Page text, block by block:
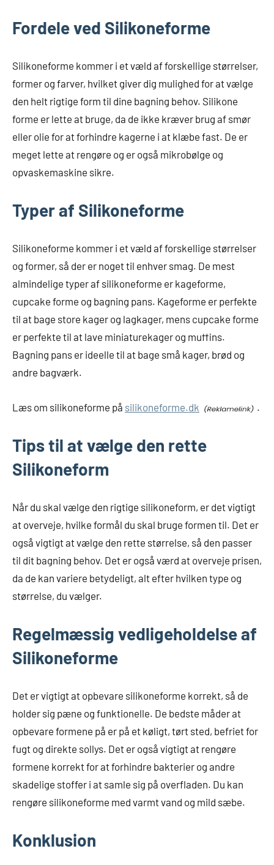
Fordele ved Silikoneforme
Silikoneforme kommer i et væld af forskellige størrelser,
former og farver, hvilket giver dig mulighed for at vælge
den helt rigtige form til dine bagning behov. Silikone
forme er lette at bruge, da de ikke kræver brug af smør
eller olie for at forhindre kagerne i at klæbe fast. De er
meget lette at rengøre og er også mikrobølge og
opvaskemaskine sikre.
Typer af Silikoneforme
Silikoneforme kommer i et væld af forskellige størrelser
og former, så der er noget til enhver smag. De mest
almindelige typer af silikoneforme er kageforme,
cupcake forme og bagning pans. Kageforme er perfekte
til at bage store kager og lagkager, mens cupcake forme
er perfekte til at lave miniaturekager og muffins.
Bagning pans er ideelle til at bage små kager, brød og
andre bagværk.
Læs om silikoneforme på silikoneforme.dk .
Tips til at vælge den rette
Silikoneform
Når du skal vælge den rigtige silikoneform, er det vigtigt
at overveje, hvilke formål du skal bruge formen til. Det er
også vigtigt at vælge den rette størrelse, så den passer
til dit bagning behov. Det er også værd at overveje prisen,
da de kan variere betydeligt, alt efter hvilken type og
størrelse, du vælger.
Regelmæssig vedligeholdelse af
Silikoneforme
Det er vigtigt at opbevare silikoneforme korrekt, så de
holder sig pæne og funktionelle. De bedste måder at
opbevare formene på er på et køligt, tørt sted, befriet for
fugt og direkte sollys. Det er også vigtigt at rengøre
formene korrekt for at forhindre bakterier og andre
skadelige stoffer i at samle sig på overfladen. Du kan
rengøre silikoneforme med varmt vand og mild sæbe.
Konklusion